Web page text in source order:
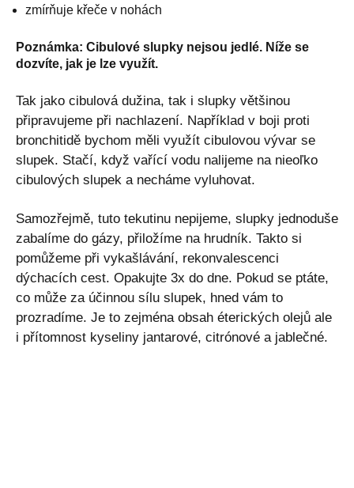
zmírňuje křeče v nohách
Poznámka: Cibulové slupky nejsou jedlé. Níže se
dozvíte, jak je lze využít.
Tak jako cibulová dužina, tak i slupky většinou
připravujeme při nachlazení. Například v boji proti
bronchitidě bychom měli využít cibulovou vývar se
slupek. Stačí, když vařící vodu nalijeme na nieoľko
cibulových slupek a necháme vyluhovat.
Samozřejmě, tuto tekutinu nepijeme, slupky jednoduše
zabalíme do gázy, přiložíme na hrudník. Takto si
pomůžeme při vykašlávání, rekonvalescenci
dýchacích cest. Opakujte 3x do dne. Pokud se ptáte,
co může za účinnou sílu slupek, hned vám to
prozradíme. Je to zejména obsah éterických olejů ale
i přítomnost kyseliny jantarové, citrónové a jablečné.